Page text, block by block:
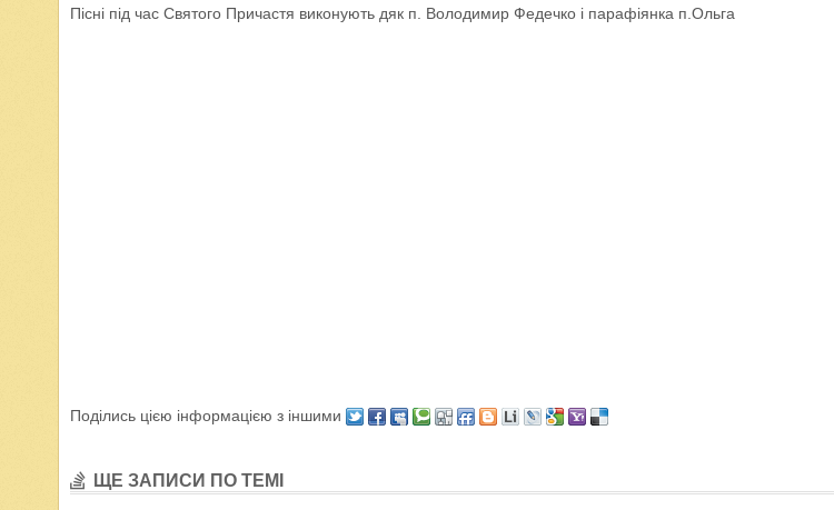
Пісні під час Святого Причастя виконують дяк п. Володимир Федечко і парафіянка п.Ольга
Поділись цією інформацією з іншими
ЩЕ ЗАПИСИ ПО ТЕМІ